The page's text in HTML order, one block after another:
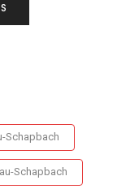
Schapbach
Schapbach